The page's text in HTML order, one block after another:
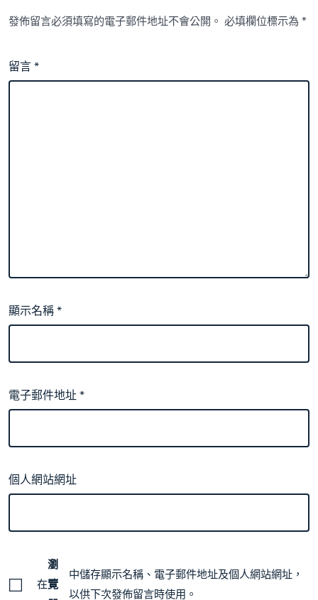
發佈留言必須填寫的電子郵件地址不會公開。 必填欄位標示為*
留言*
顯示名稱*
電子郵件地址*
個人網站網址
在
瀏
覽
中儲存顯示名稱、電子郵件地址及個人網站網址，
以供下次發佈留言時使用。